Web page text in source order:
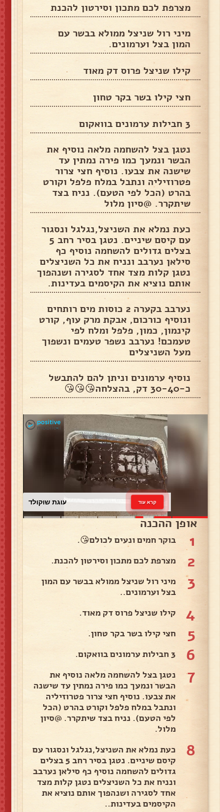
מצרפת לכם מתכון וסירטון להכנת
מיני רול שניצל ממולא בבשר עם
המון בצל וערמונים.
קילו שניצל פרוס דק מאוד
חצי קילו בשר בקר טחון
3 חבילות ערמונים בוואקום
נטגן בצל להשחמה מלאה נוסיף את
הבשר ונמעך כמו פירה נמתין עד
שישנה את צבעו. נוסיף חצי צרור
פטרוזיליה ונתבל במלח פלפל וקורט
בהרט (הכל לפי הטעם). נניח בצד
שיתקרר. @סיון מלול
כעת נמלא את השניצל,נגלגל ונסגור
עם קיסם שיניים. נטגן בסיר רחב 5
בצלים גדולים להשחמה נוסיף כף
סילאן נערבב ונניח את כל השניצלים
נטגן קלות מצד אחד לסגירה ושנהפוך
אותם נוציא את הקיסמים בעדינות.
נערבב בקערה 2 כוסות מים רותחים
ונוסיף כורכום, אבקת מרק עוף, קורט
קינמון, כמון, פלפל ומלח לפי
טעמכם! נערבב נשפר טעמים ונשפוך
מעל השניצלים
נוסיף ערמונים וניתן להם להתבשל
כ-30-40 דק, בהצלחה😘😘😘
עוגת שוקולד קרא עוד
אופן ההכנה
1 בוקר חמים ונעים לכולם😘.
2 מצרפת לכם מתכון וסירטון להכנת.
3
מיני רול שניצל ממולא בבשר עם המון
בצל וערמונים..
4 קילו שניצל פרוס דק מאוד.
5 חצי קילו בשר בקר טחון.
6 3 חבילות ערמונים בוואקום.
7
נטגן בצל להשחמה מלאה נוסיף את
הבשר ונמעך כמו פירה נמתין עד שישנה
את צבעו. נוסיף חצי צרור פטרוזיליה
ונתבל במלח פלפל וקורט בהרט (הכל
לפי הטעם). נניח בצד שיתקרר. @סיון
מלול.
8
כעת נמלא את השניצל,נגלגל ונסגור עם
קיסם שיניים. נטגן בסיר רחב 5 בצלים
גדולים להשחמה נוסיף כף סילאן נערבב
ונניח את כל השניצלים נטגן קלות מצד
אחד לסגירה ושנהפוך אותם נוציא את
הקיסמים בעדינות..